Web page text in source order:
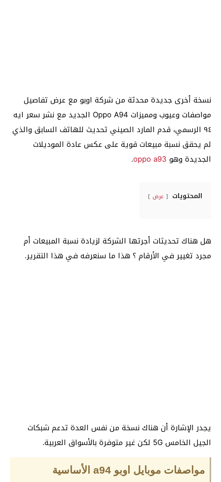
نسخة أخرى جديدة محدثة من شركة اوبو مع عرض تفاصيل
مواصفات وعيوب ومميزات Oppo A94 الجديد مع نشر سعر ايه
٩٤ الرسمي، قدم المارد الصيني تحديث للهاتف السابق والذي
لم يحقق نسبة مبيعات قوية على عكس عادة الموديلات
الجديدة وهو oppo a93
.
المحتويات عرض
هل هناك تحديثات أجرتها الشركة لزيادة نسبة المبيعات أم
مجرد تغيير في الأرقام ؟ هذا ما سنعرفه في هذا التقرير.
يجدر الإشارة أن هناك نسخة من نفس العدة تدعم شبكات
الجيل الخامس 5G لكن غير متوفرة بالأسواق العربية.
مواصفات موبايل اوبو a94 الأساسية